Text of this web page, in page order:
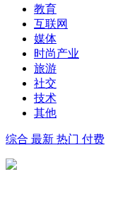
教育
互联网
媒体
时尚产业
旅游
社交
技术
其他
综合 最新 热门 付费